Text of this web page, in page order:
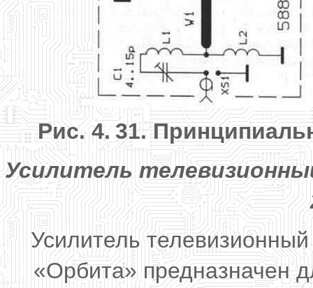
Рис. 4.31.
Усилитель
Усилитель
«Орбита» предназначен